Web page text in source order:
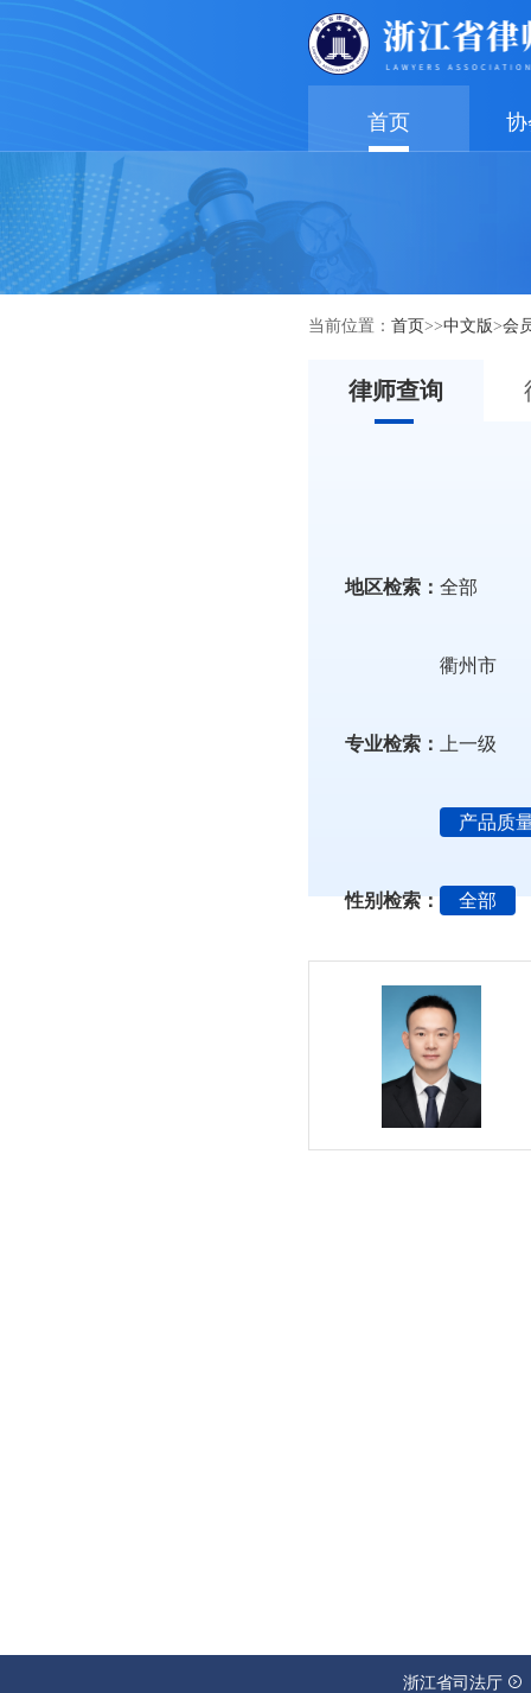
首页
当前位置： 首页>>中文版>会
律师查询
地区检索： 全部
衢州市
专业检索： 上一级
产品质
性别检索： 全部
浙江省司法厅